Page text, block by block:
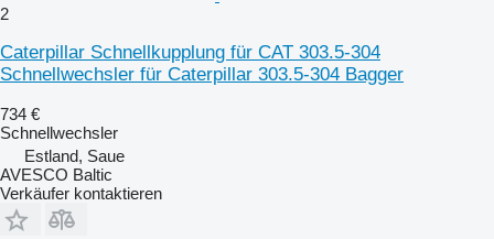
2
Caterpillar Schnellkupplung für CAT 303.5-304
Schnellwechsler für Caterpillar 303.5-304 Bagger
734 €
Schnellwechsler
Estland, Saue
AVESCO Baltic
Verkäufer kontaktieren